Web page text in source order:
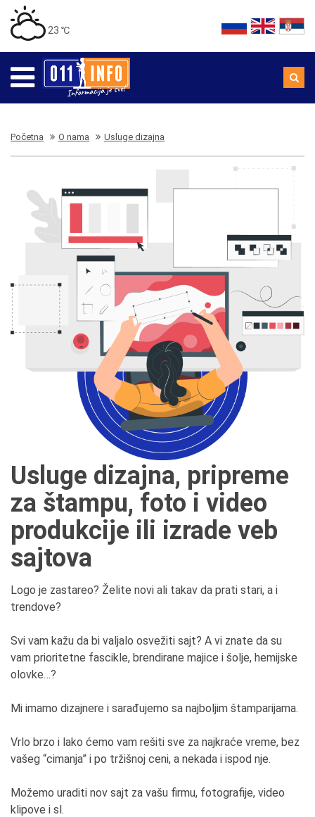
23 ℃
Početna O nama Usluge dizajna
Usluge dizajna, pripreme
za štampu, foto i video
produkcije ili izrade veb
sajtova
Logo je zastareo? Želite novi ali takav da prati stari, a i
trendove?
Svi vam kažu da bi valjalo osvežiti sajt? A vi znate da su
vam prioritetne fascikle, brendirane majice i šolje, hemijske
olovke…?
Mi imamo dizajnere i sarađujemo sa najboljim štamparijama.
Vrlo brzo i lako ćemo vam rešiti sve za najkraće vreme, bez
vašeg “cimanja” i po tržišnoj ceni, a nekada i ispod nje.
Možemo uraditi nov sajt za vašu firmu, fotografije, video
klipove i sl.